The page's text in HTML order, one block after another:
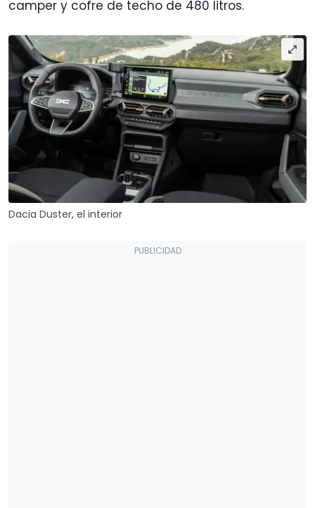
camper y cofre de techo de 480 litros.
Dacia Duster, el interior